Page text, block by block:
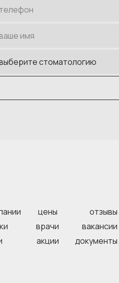
документы
вакансии
отзывы
акции
врачи
цены